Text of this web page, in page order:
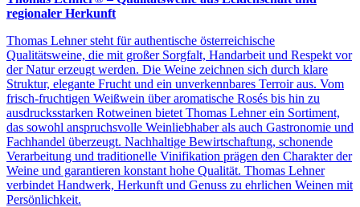
regionaler Herkunft
Thomas Lehner steht für authentische österreichische
Qualitätsweine, die mit großer Sorgfalt, Handarbeit und Respekt vor
der Natur erzeugt werden. Die Weine zeichnen sich durch klare
Struktur, elegante Frucht und ein unverkennbares Terroir aus. Vom
frisch-fruchtigen Weißwein über aromatische Rosés bis hin zu
ausdrucksstarken Rotweinen bietet Thomas Lehner ein Sortiment,
das sowohl anspruchsvolle Weinliebhaber als auch Gastronomie und
Fachhandel überzeugt. Nachhaltige Bewirtschaftung, schonende
Verarbeitung und traditionelle Vinifikation prägen den Charakter der
Weine und garantieren konstant hohe Qualität. Thomas Lehner
verbindet Handwerk, Herkunft und Genuss zu ehrlichen Weinen mit
Persönlichkeit.